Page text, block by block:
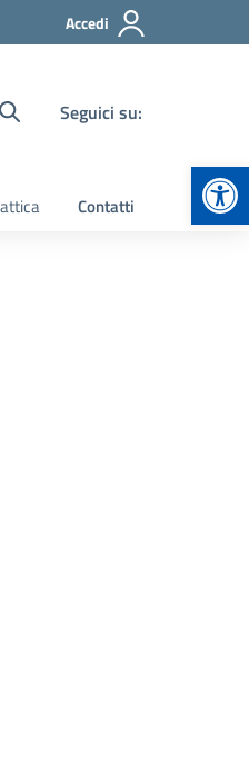
Accedi
Seguici su:
Contatti